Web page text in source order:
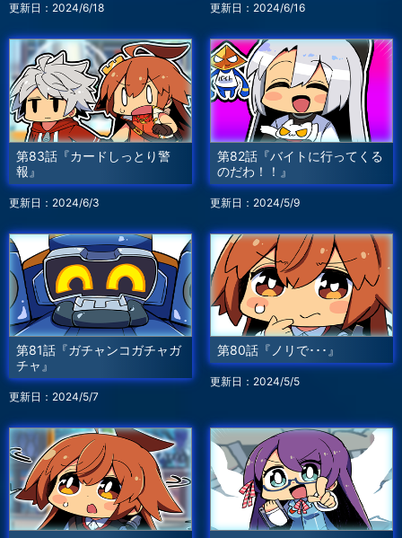
更新日：2024/6/18 更新日：2024/6/16
第83話『カードしっとり警
報』
更新日：2024/6/3
第82話『バイトに行ってくる
のだわ！！』
更新日：2024/5/9
第81話『ガチャンコガチャガ
チャ』
更新日：2024/5/7
第80話『ノリで･･･』
更新日：2024/5/5